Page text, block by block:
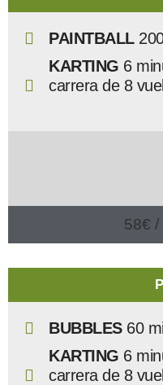
PAINTBALL
KARTING 6
carrera de 8
58€ /
BUBBLES60
KARTING 6
carrera de 8